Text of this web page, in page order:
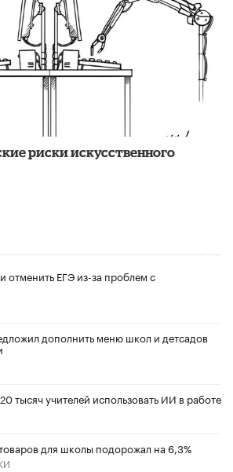
риски искусственного
отменить ЕГЭ из-за проблем с
дополнить меню школ и детсадов
тысяч учителей использовать ИИ в работе
для школы подорожал на 6,3%